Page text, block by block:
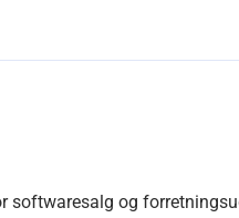
softwaresalg og